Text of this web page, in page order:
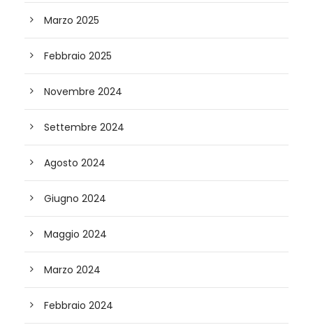
Marzo 2025
Febbraio 2025
Novembre 2024
Settembre 2024
Agosto 2024
Giugno 2024
Maggio 2024
Marzo 2024
Febbraio 2024